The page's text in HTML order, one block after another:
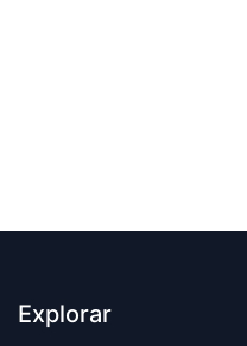
Explorar